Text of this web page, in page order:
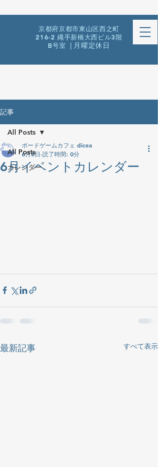
京都府京都市東山区西之町
216-2 繩手新橋大西ビル3階
B号室
| 月曜定休日
記事
All Posts
カレンダー
All Posts
6月イベントカレンダー
ボードゲームカフェ dicea
6月8日 読了時間: 0分
最新記事 すべて表示